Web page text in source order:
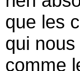
que les
qui
comme